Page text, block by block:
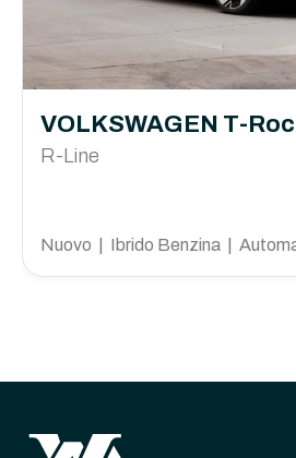
VOLKSWAGEN T-Roc
R-Line
Nuovo | Ibrido Benzina |